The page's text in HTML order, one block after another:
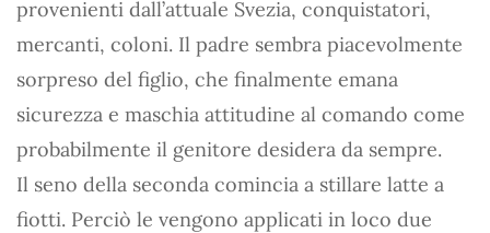
provenienti dall’attuale Svezia, conquistatori,
mercanti, coloni. Il padre sembra piacevolmente
sorpreso del figlio, che finalmente emana
sicurezza e maschia attitudine al comando come
probabilmente il genitore desidera da sempre.
Il seno della seconda comincia a stillare latte a
fiotti. Perciò le vengono applicati in loco due